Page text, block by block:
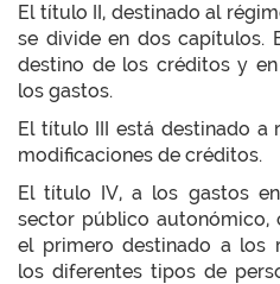
El título II, destinado al
se divide en dos capítulos.
destino de los créditos y
los gastos.
El título III está destinado a
modificaciones de créditos.
El título IV, a los gastos
sector público autonómico,
el primero destinado a los
los diferentes tipos de